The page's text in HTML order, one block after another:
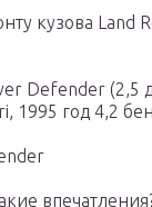
кузова Land
Defender (2,5
1995 год 4,2